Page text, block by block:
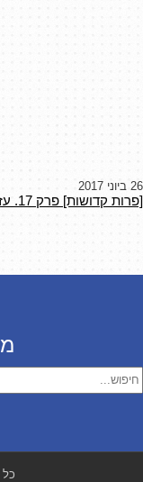
26 ביוני 2017
[פרות קדושות] פרק 17. עזה – חלק ג': מה נעשה במיליון ערבים
חיפוש
כל